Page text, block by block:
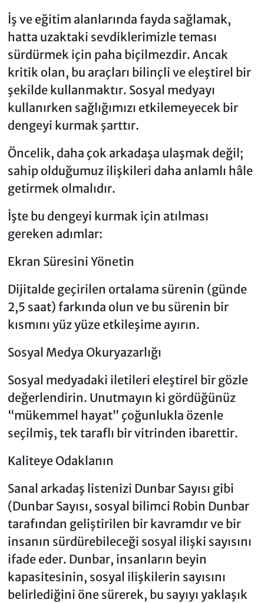
İş ve eğitim alanlarında fayda sağlamak,
hatta uzaktaki sevdiklerimizle teması
sürdürmek için paha biçilmezdir. Ancak
kritik olan, bu araçları bilinçli ve eleştirel bir
şekilde kullanmaktır. Sosyal medyayı
kullanırken sağlığımızı etkilemeyecek bir
dengeyi kurmak şarttır.
Öncelik, daha çok arkadaşa ulaşmak değil;
sahip olduğumuz ilişkileri daha anlamlı hâle
getirmek olmalıdır.
İşte bu dengeyi kurmak için atılması
gereken adımlar:
Ekran Süresini Yönetin
Dijitalde geçirilen ortalama sürenin (günde
2,5 saat) farkında olun ve bu sürenin bir
kısmını yüz yüze etkileşime ayırın.
Sosyal Medya Okuryazarlığı
Sosyal medyadaki iletileri eleştirel bir gözle
değerlendirin. Unutmayın ki gördüğünüz
“mükemmel hayat” çoğunlukla özenle
seçilmiş, tek taraflı bir vitrinden ibarettir.
Kaliteye Odaklanın
Sanal arkadaş listenizi Dunbar Sayısı gibi
(Dunbar Sayısı, sosyal bilimci Robin Dunbar
tarafından geliştirilen bir kavramdır ve bir
insanın sürdürebileceği sosyal ilişki sayısını
ifade eder. Dunbar, insanların beyin
kapasitesinin, sosyal ilişkilerin sayısını
belirlediğini öne sürerek, bu sayıyı yaklaşık